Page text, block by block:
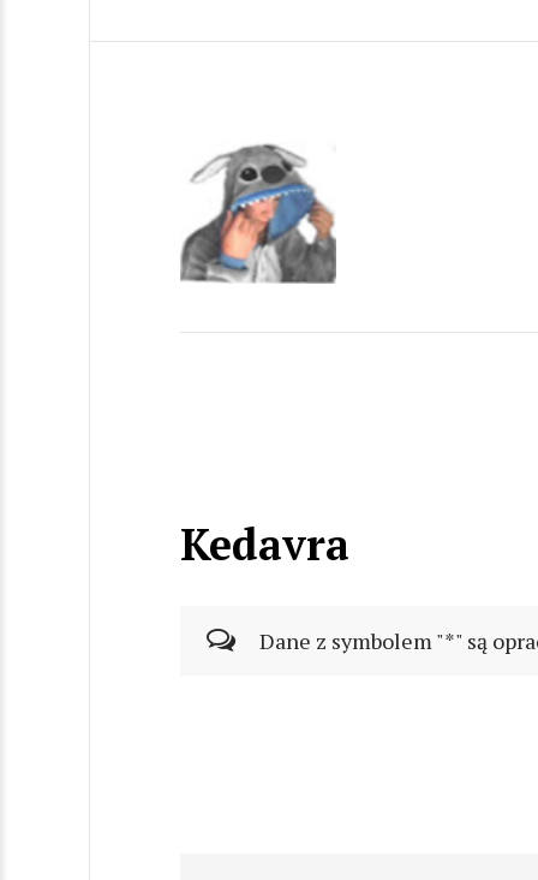
Kedavra
Dane z symbolem "*" są